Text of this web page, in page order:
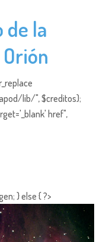
de la
lib/", $creditos);
href",
} else { ?>